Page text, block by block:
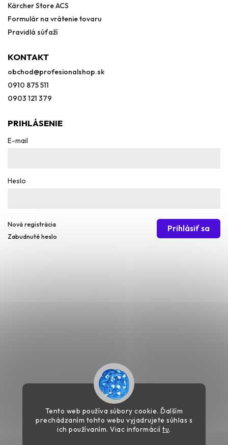
Tento web používa súbory cookie. Ďalším
prechádzaním tohto webu vyjadrujete súhlas s
ich používaním. Viac informáciítu.
Kärcher Store ACS
Formulár na vrátenie tovaru
Pravidlá súťaží
KONTAKT
obchod@profesionalshop.sk
0910 875 511
0903 121 379
PRIHLÁSENIE
E-mail
Heslo
Prihlásiť sa
Nová registrácia
Zabudnuté heslo